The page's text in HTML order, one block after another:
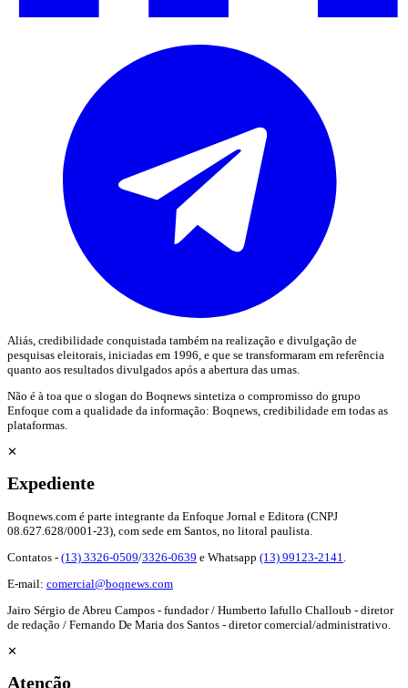
Aliás, credibilidade conquistada também na realização e divulgação de
pesquisas eleitorais, iniciadas em 1996, e que se transformaram em referência
quanto aos resultados divulgados após a abertura das urnas.
Não é à toa que o slogan do Boqnews sintetiza o compromisso do grupo
Enfoque com a qualidade da informação: Boqnews, credibilidade em todas as
plataformas.
✕
Expediente
Boqnews.com é parte integrante da Enfoque Jornal e Editora (CNPJ
08.627.628/0001-23), com sede em Santos, no litoral paulista.
Contatos - (13) 3326-0509/3326-0639 e Whatsapp (13) 99123-2141
E-mail: comercial@boqnews.com
Jairo Sérgio de Abreu Campos - fundador / Humberto Iafullo Challoub - diretor
de redação / Fernando De Maria dos Santos - diretor comercial/administrativo.
✕
Atenção